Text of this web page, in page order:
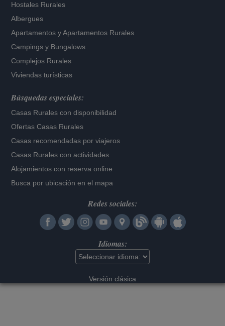
Hostales Rurales
Albergues
Apartamentos yApartamentos Rurales
Campings y Bungalows
Complejos Rurales
Viviendas turísticas
Búsquedas especiales:
Casas Rurales con disponibilidad
Ofertas Casas Rurales
Casas recomendadas por viajeros
Casas Rurales con actividades
Alojamientos con reserva online
Busca por ubicación en el mapa
Redes sociales:
Idiomas:
Versión clásica